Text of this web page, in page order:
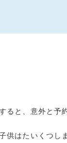
ると、意外と予
供はたいくつ